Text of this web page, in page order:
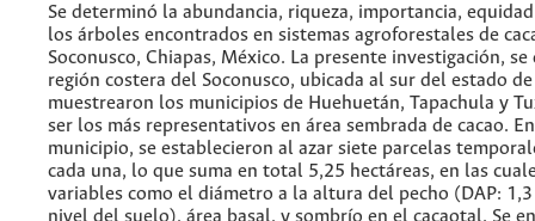
Se determinó la abundancia, riqueza, importancia,
los árboles encontrados en sistemas agroforestales de
Soconusco, Chiapas, México. La presente investigación,
región costera del Soconusco, ubicada al sur del estado de
muestrearon los municipios de Huehuetán, Tapachula y
ser los más representativos en área sembrada de cacao.
municipio, se establecieron al azar siete parcelas
cada una, lo que suma en total 5,25 hectáreas, en las
variables como el diámetro a la altura del pecho (DAP:
nivel del suelo), área basal, y sombrío en el cacaotal. Se